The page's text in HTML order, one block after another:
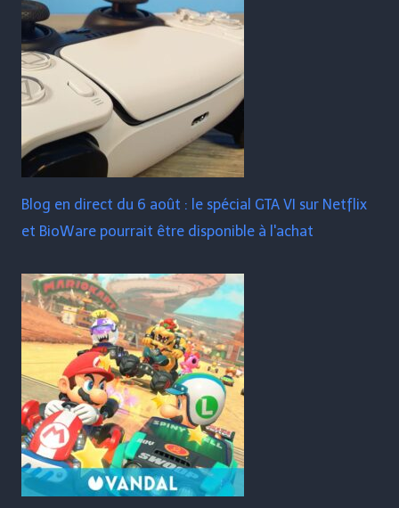
Blog en direct du 6 août : le spécial GTA VI sur Netflix
et BioWare pourrait être disponible à l'achat